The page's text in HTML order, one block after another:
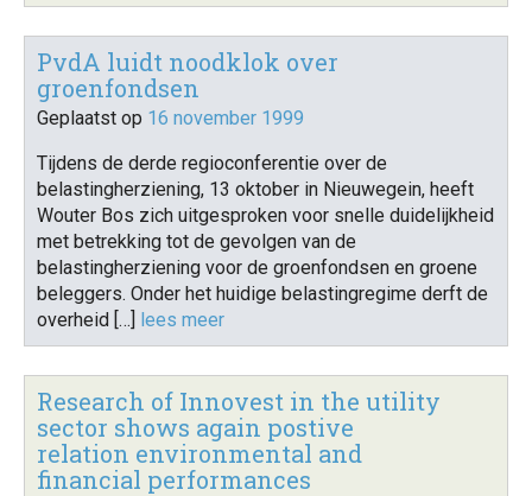
PvdA luidt noodklok over
groenfondsen
Geplaatst op 16 november 1999
Tijdens de derde regioconferentie over de
belastingherziening, 13 oktober in Nieuwegein, heeft
Wouter Bos zich uitgesproken voor snelle duidelijkheid
met betrekking tot de gevolgen van de
belastingherziening voor de groenfondsen en groene
beleggers. Onder het huidige belastingregime derft de
overheid […] lees meer
Research of Innovest in the utility
sector shows again postive
relation environmental and
financial performances